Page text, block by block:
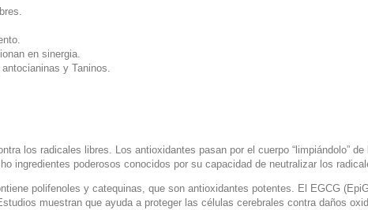
en sinergia.
y Taninos.
los radicales libres. Los antioxidantes pasan por el cuerpo “limpiándolo”
ingredientes poderosos conocidos por su capacidad de neutralizar los
polifenoles y catequinas, que son antioxidantes potentes. El EGCG
muestran que ayuda a proteger las células cerebrales contra daños